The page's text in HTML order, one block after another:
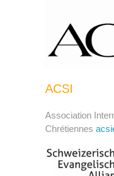
ACSI
Association
Chrétiennes